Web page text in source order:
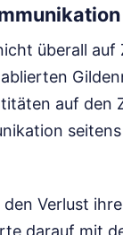
überall auf
auf den
Verlust
darauf mit